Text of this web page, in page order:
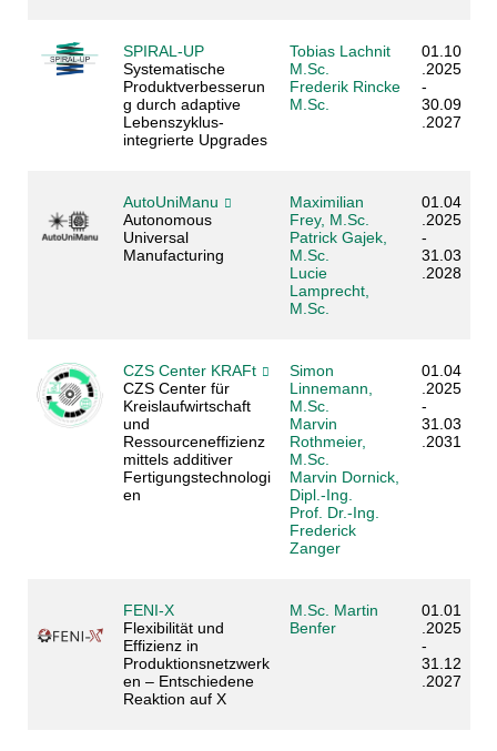
SPIRAL-UP
Systematische
Produktverbesserun
g durch adaptive
Lebenszyklus-
integrierte Upgrades
Tobias Lachnit
M.Sc.
Frederik Rincke
M.Sc.
01.10
.2025
-
30.09
.2027
AutoUniManu
Autonomous
Universal
Manufacturing
Maximilian
Frey, M.Sc.
Patrick Gajek,
M.Sc.
Lucie
Lamprecht,
M.Sc.
01.04
.2025
-
31.03
.2028
CZS Center KRAFt
CZS Center für
Kreislaufwirtschaft
und
Ressourceneffizienz
mittels additiver
Fertigungstechnologi
en
Simon
Linnemann,
M.Sc.
Marvin
Rothmeier,
M.Sc.
Marvin Dornick,
Dipl.-Ing.
Prof. Dr.-Ing.
Frederick
Zanger
01.04
.2025
-
31.03
.2031
FENI-X
Flexibilität und
Effizienz in
Produktionsnetzwerk
en – Entschiedene
Reaktion auf X
M.Sc. Martin
Benfer
01.01
.2025
-
31.12
.2027